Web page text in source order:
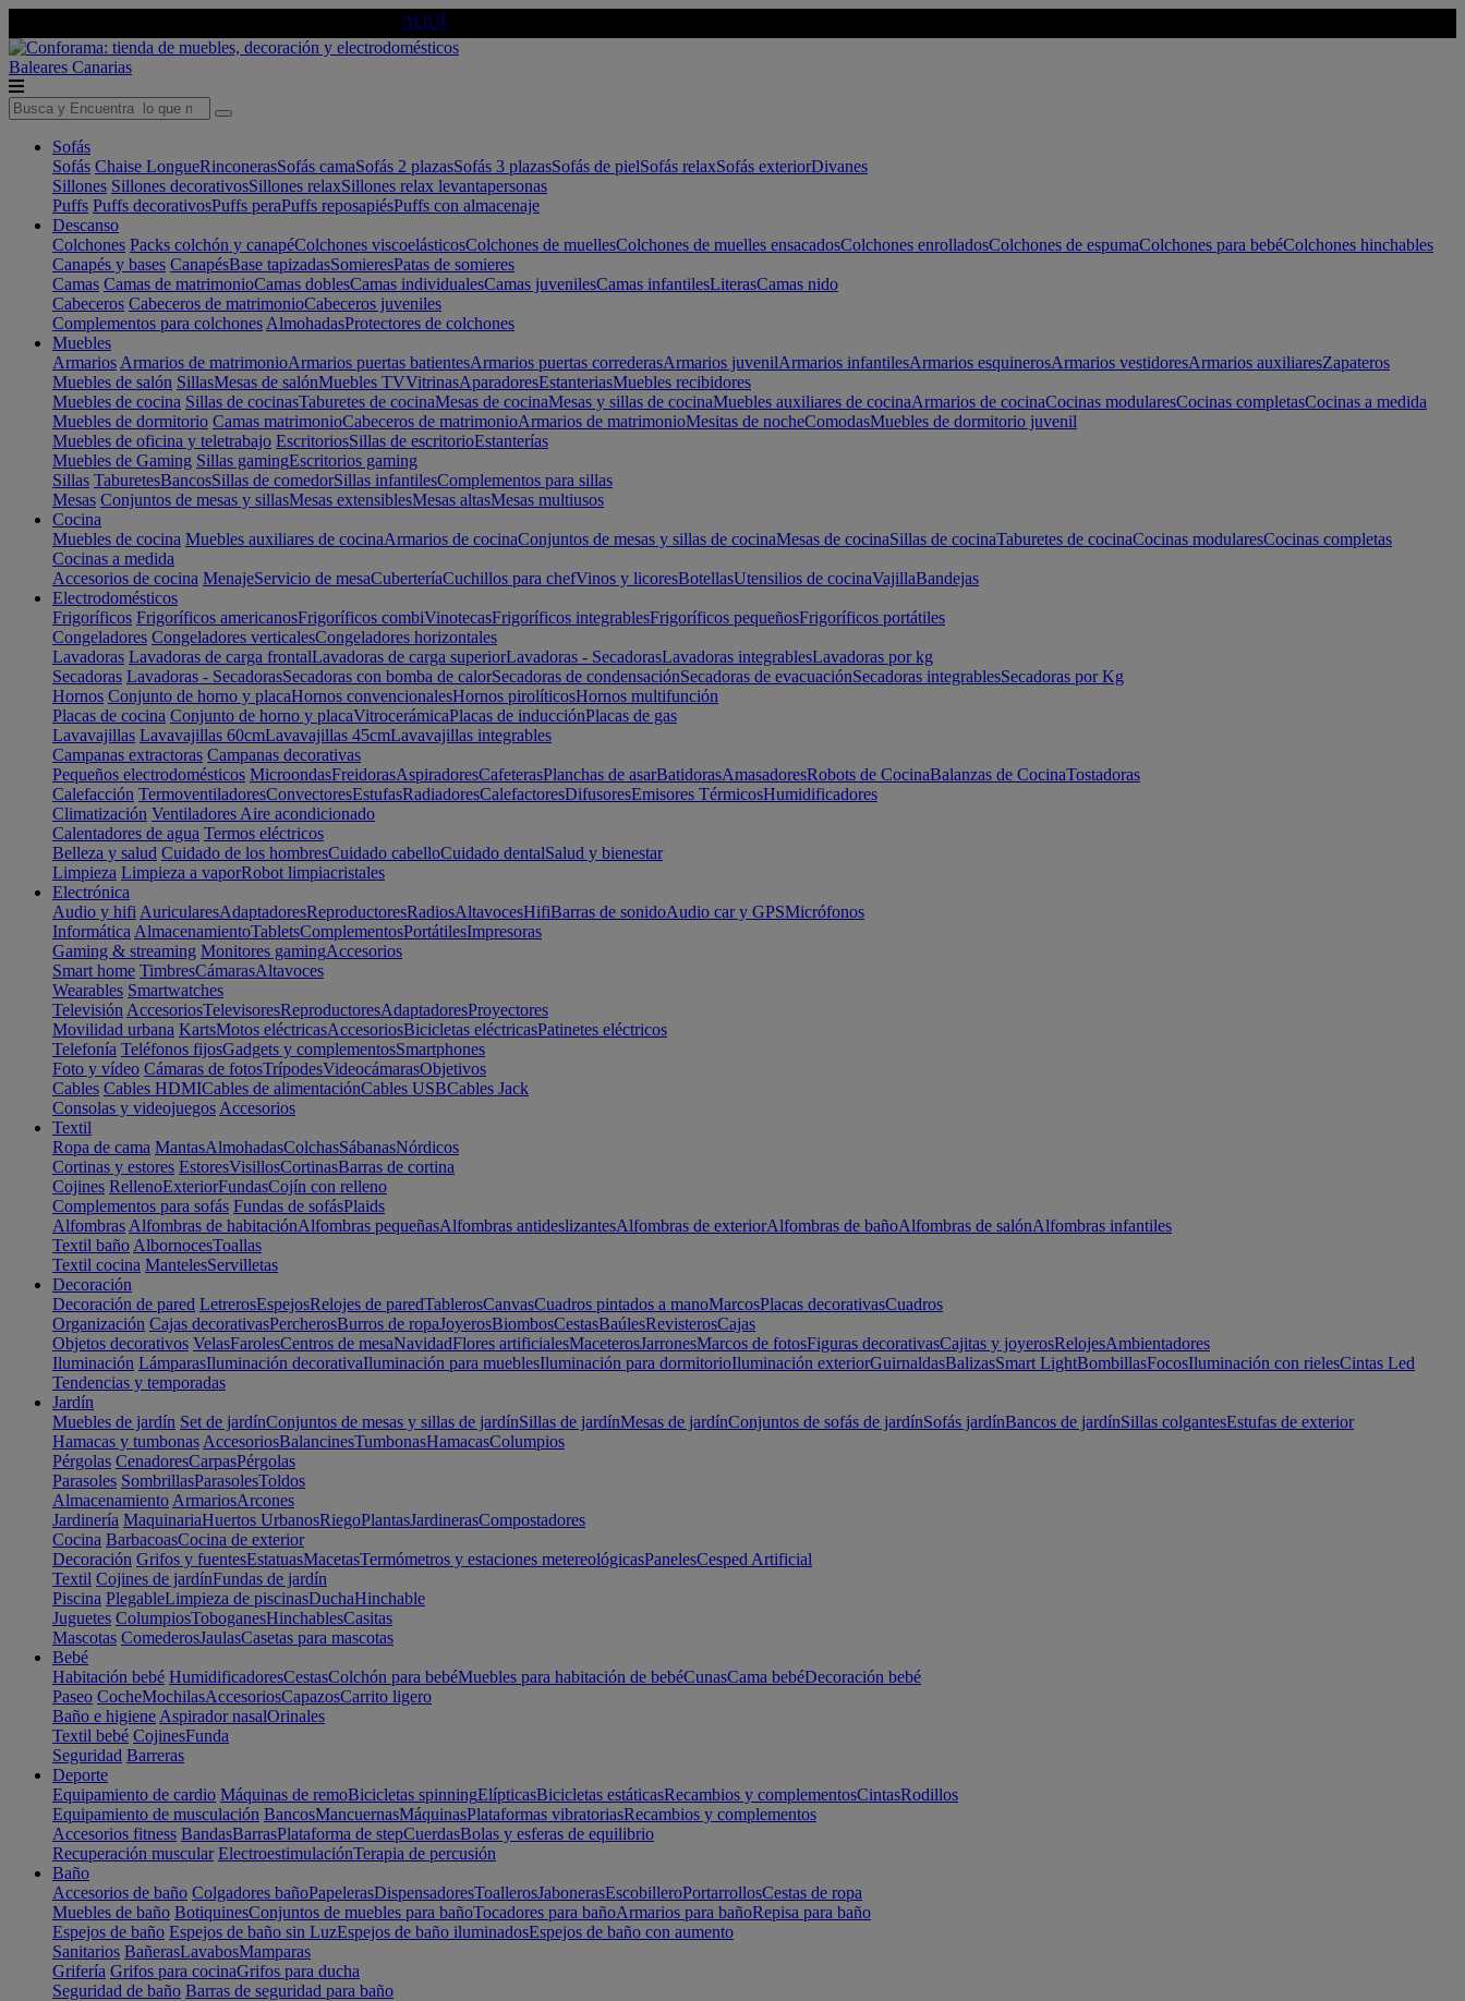
AQUÍ
Baleares Canarias
Sofás
Sofás Chaise LongueRinconerasSofás camaSofás 2 plazasSofás 3 plazasSofás de pielSofás relaxSofás exteriorDivanes
Sillones Sillones decorativosSillones relaxSillones relax levantapersonas
Puffs Puffs decorativosPuffs peraPuffs reposapiésPuffs con almacenaje
Descanso
Colchones Packs colchón y canapéColchones viscoelásticosColchones de muellesColchones de muelles ensacadosColchones enrolladosColchones de espumaColchones para bebéColchones hinchables
Canapés y bases CanapésBase tapizadasSomieresPatas de somieres
Camas Camas de matrimonioCamas doblesCamas individualesCamas juvenilesCamas infantilesLiterasCamas nido
Cabeceros Cabeceros de matrimonioCabeceros juveniles
Complementos para colchones AlmohadasProtectores de colchones
Muebles
Armarios Armarios de matrimonioArmarios puertas batientesArmarios puertas correderasArmarios juvenilArmarios infantilesArmarios esquinerosArmarios vestidoresArmarios auxiliaresZapateros
Muebles de salón SillasMesas de salónMuebles TVVitrinasAparadoresEstanteriasMuebles recibidores
Muebles de cocina Sillas de cocinasTaburetes de cocinaMesas de cocinaMesas y sillas de cocinaMuebles auxiliares de cocinaArmarios de cocinaCocinas modularesCocinas completasCocinas a medida
Muebles de dormitorio Camas matrimonioCabeceros de matrimonioArmarios de matrimonioMesitas de nocheComodasMuebles de dormitorio juvenil
Muebles de oficina y teletrabajo EscritoriosSillas de escritorioEstanterías
Muebles de Gaming Sillas gamingEscritorios gaming
Sillas TaburetesBancosSillas de comedorSillas infantilesComplementos para sillas
Mesas Conjuntos de mesas y sillasMesas extensiblesMesas altasMesas multiusos
Cocina
Muebles de cocina Muebles auxiliares de cocinaArmarios de cocinaConjuntos de mesas y sillas de cocinaMesas de cocinaSillas de cocinaTaburetes de cocinaCocinas modularesCocinas completas
Cocinas a medida
Accesorios de cocina MenajeServicio de mesaCuberteríaCuchillos para chefVinos y licoresBotellasUtensilios de cocinaVajillaBandejas
Electrodomésticos
Frigoríficos Frigoríficos americanosFrigoríficos combiVinotecasFrigoríficos integrablesFrigoríficos pequeñosFrigoríficos portátiles
Congeladores Congeladores verticalesCongeladores horizontales
Lavadoras Lavadoras de carga frontalLavadoras de carga superiorLavadoras - SecadorasLavadoras integrablesLavadoras por kg
Secadoras Lavadoras - SecadorasSecadoras con bomba de calorSecadoras de condensaciónSecadoras de evacuaciónSecadoras integrablesSecadoras por Kg
Hornos Conjunto de horno y placaHornos convencionalesHornos pirolíticosHornos multifunción
Placas de cocina Conjunto de horno y placaVitrocerámicaPlacas de inducciónPlacas de gas
Lavavajillas Lavavajillas 60cmLavavajillas 45cmLavavajillas integrables
Campanas extractoras Campanas decorativas
Pequeños electrodomésticos MicroondasFreidorasAspiradoresCafeterasPlanchas de asarBatidorasAmasadoresRobots de CocinaBalanzas de CocinaTostadoras
Calefacción TermoventiladoresConvectoresEstufasRadiadoresCalefactoresDifusoresEmisores TérmicosHumidificadores
Climatización Ventiladores Aire acondicionado
Calentadores de agua Termos eléctricos
Belleza y salud Cuidado de los hombresCuidado cabelloCuidado dentalSalud y bienestar
Limpieza Limpieza a vaporRobot limpiacristales
Electrónica
Audio y hifi AuricularesAdaptadoresReproductoresRadiosAltavocesHifiBarras de sonidoAudio car y GPSMicrófonos
Informática AlmacenamientoTabletsComplementosPortátilesImpresoras
Gaming & streaming Monitores gamingAccesorios
Smart home TimbresCámarasAltavoces
Wearables Smartwatches
Televisión AccesoriosTelevisoresReproductoresAdaptadoresProyectores
Movilidad urbana KartsMotos eléctricasAccesoriosBicicletas eléctricasPatinetes eléctricos
Telefonía Teléfonos fijosGadgets y complementosSmartphones
Foto y vídeo Cámaras de fotosTrípodesVideocámarasObjetivos
Cables Cables HDMICables de alimentaciónCables USBCables Jack
Consolas y videojuegos Accesorios
Textil
Ropa de cama MantasAlmohadasColchasSábanasNórdicos
Cortinas y estores EstoresVisillosCortinasBarras de cortina
Cojines RellenoExteriorFundasCojín con relleno
Complementos para sofás Fundas de sofásPlaids
Alfombras Alfombras de habitaciónAlfombras pequeñasAlfombras antideslizantesAlfombras de exteriorAlfombras de bañoAlfombras de salónAlfombras infantiles
Textil baño AlbornocesToallas
Textil cocina MantelesServilletas
Decoración
Decoración de pared LetrerosEspejosRelojes de paredTablerosCanvasCuadros pintados a manoMarcosPlacas decorativasCuadros
Organización Cajas decorativasPercherosBurros de ropaJoyerosBiombosCestasBaúlesRevisterosCajas
Objetos decorativos VelasFarolesCentros de mesaNavidadFlores artificialesMaceterosJarronesMarcos de fotosFiguras decorativasCajitas y joyerosRelojesAmbientadores
Iluminación LámparasIluminación decorativaIluminación para mueblesIluminación para dormitorioIluminación exteriorGuirnaldasBalizasSmart LightBombillasFocosIluminación con rielesCintas Led
Tendencias y temporadas
Jardín
Muebles de jardín Set de jardínConjuntos de mesas y sillas de jardínSillas de jardínMesas de jardínConjuntos de sofás de jardínSofás jardínBancos de jardínSillas colgantesEstufas de exterior
Hamacas y tumbonas AccesoriosBalancinesTumbonasHamacasColumpios
Pérgolas CenadoresCarpasPérgolas
Parasoles SombrillasParasolesToldos
Almacenamiento ArmariosArcones
Jardinería MaquinariaHuertos UrbanosRiegoPlantasJardinerasCompostadores
Cocina BarbacoasCocina de exterior
Decoración Grifos y fuentesEstatuasMacetasTermómetros y estaciones metereológicasPanelesCesped Artificial
Textil Cojines de jardínFundas de jardín
Piscina PlegableLimpieza de piscinasDuchaHinchable
Juguetes ColumpiosToboganesHinchablesCasitas
Mascotas ComederosJaulasCasetas para mascotas
Bebé
Habitación bebé HumidificadoresCestasColchón para bebéMuebles para habitación de bebéCunasCama bebéDecoración bebé
Paseo CocheMochilasAccesoriosCapazosCarrito ligero
Baño e higiene Aspirador nasalOrinales
Textil bebé CojinesFunda
Seguridad Barreras
Deporte
Equipamiento de cardio Máquinas de remoBicicletas spinningElípticasBicicletas estáticasRecambios y complementosCintasRodillos
Equipamiento de musculación BancosMancuernasMáquinasPlataformas vibratoriasRecambios y complementos
Accesorios fitness BandasBarrasPlataforma de stepCuerdasBolas y esferas de equilibrio
Recuperación muscular ElectroestimulaciónTerapia de percusión
Baño
Accesorios de baño Colgadores bañoPapelerasDispensadoresToallerosJabonerasEscobilleroPortarrollosCestas de ropa
Muebles de baño BotiquinesConjuntos de muebles para bañoTocadores para bañoArmarios para bañoRepisa para baño
Espejos de baño Espejos de baño sin LuzEspejos de baño iluminadosEspejos de baño con aumento
Sanitarios BañerasLavabosMamparas
Grifería Grifos para cocinaGrifos para ducha
Seguridad de baño Barras de seguridad para baño